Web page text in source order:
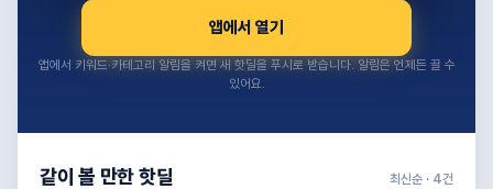
앱에서 열기
앱에서 키워드·카테고리 알림을 켜면 새 핫딜을 푸시로 받습니다. 알림은 언제든 끌 수
있어요.
같이 볼 만한 핫딜 최신순 · 4건